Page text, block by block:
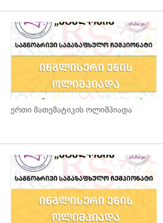
ერთი მათემატიკის ოლიმპიადა